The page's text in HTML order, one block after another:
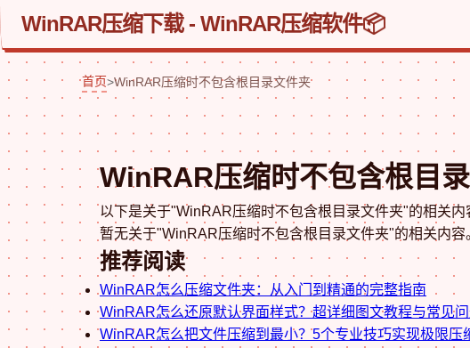
WinRAR压缩下载 - WinRAR压缩软件
首页>WinRAR压缩时不包含根目录文件夹
WinRAR压缩时不包含根目
以下是关于"WinRAR压缩时不包含根目录文件夹"的相关内
暂无关于"WinRAR压缩时不包含根目录文件夹"的相关内容
推荐阅读
WinRAR怎么压缩文件夹：从入门到精通的完整指南
WinRAR怎么还原默认界面样式？超详细图文教程与常见
WinRAR怎么把文件压缩到最小？5个专业技巧实现极限压